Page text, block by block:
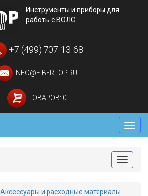
Инструменты и приборы для
работы с ВОЛС
+7 (499) 707-13-68
INFO@FIBERTOP.RU
ТОВАРОВ: 0
Меню
Toggle
Аксессуары и расходные материалы